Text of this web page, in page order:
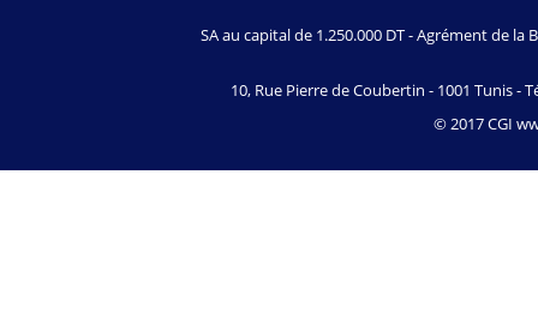
SA au capital de 1.250.000 DT - Agrément de la
10, Rue Pierre de Coubertin - 1001 Tunis -
© 2017 CGI